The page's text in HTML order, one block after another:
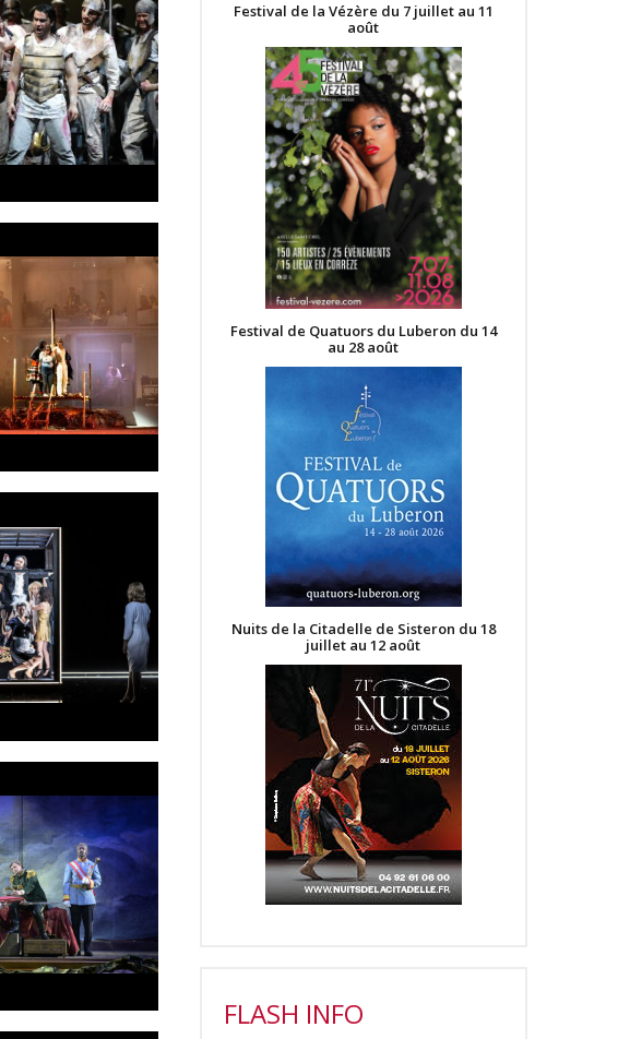
Festival de la Vézère du 7 juillet au 11
août
Festival de Quatuors du Luberon du 14
au 28 août
Nuits de la Citadelle de Sisteron du 18
juillet au 12 août
FLASH INFO